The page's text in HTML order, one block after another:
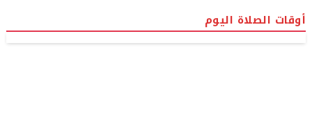
أوقات الصلاة اليوم